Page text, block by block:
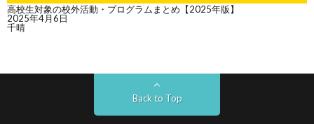
高校生対象の校外活動・プログラムまとめ【2025年版】
2025年4月6日
千晴
Back to Top